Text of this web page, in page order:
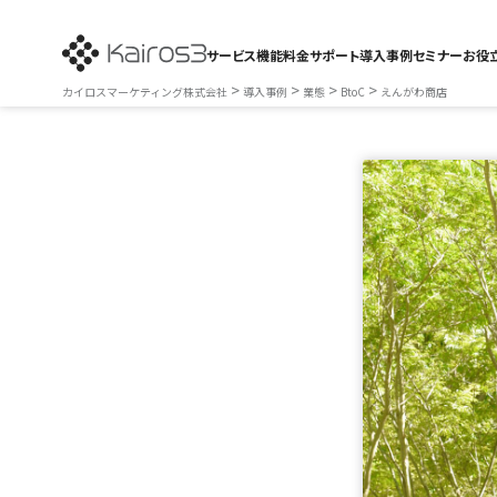
サービス機能料金サポート導入事例セミナーお役
カイロスマーケティング株式会社 > 導入事例 > 業態 > BtoC > えんがわ商店